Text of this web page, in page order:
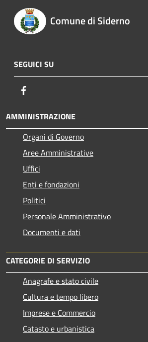
Comune di Siderno
SEGUICI SU
AMMINISTRAZIONE
Organi di Governo
Aree Amministrative
Uffici
Enti e fondazioni
Politici
Personale Amministrativo
Documenti e dati
CATEGORIE DI SERVIZIO
Anagrafe e stato civile
Cultura e tempo libero
Imprese e Commercio
Catasto e urbanistica